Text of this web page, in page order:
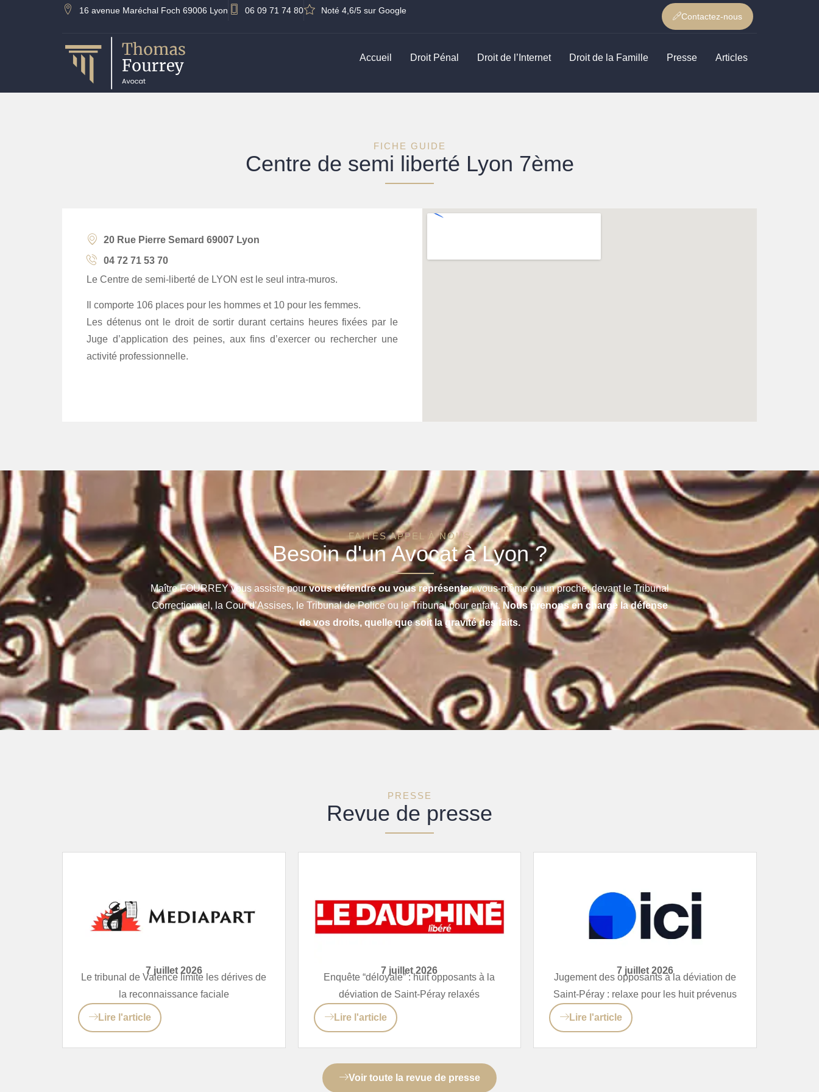
16 avenue Maréchal Foch 69006 Lyon 06 09 71 74 80 Noté 4,6/5 sur Google
Contactez-nous
Accueil Droit Pénal Droit de l’Internet Droit de la Famille Presse Articles
FICHE GUIDE
Centre de semi liberté Lyon 7ème
20 Rue Pierre Semard 69007 Lyon
04 72 71 53 70
Le Centre de semi-liberté de LYON est le seul intra-muros.
Il comporte 106 places pour les hommes et 10 pour les femmes.
Les détenus ont le droit de sortir durant certains heures fixées par le
Juge d’application des peines, aux fins d’exercer ou rechercher une
activité professionnelle.
FAITES APPEL À NOUS
Besoin d'un Avocat à Lyon ?
Maître FOURREY vous assiste pourvous défendre ou vous représenter, vous-même ou un proche, devant le Tribunal
Correctionnel, la Cour d’Assises, le Tribunal de Police ou le Tribunal pour enfant.Nous prenons en charge la défense
de vos droits, quelle que soit la gravité des faits.
PRESSE
Revue de presse
7 juillet 2026
Le tribunal de Valence limite les dérives de
la reconnaissance faciale
Lire l'article
7 juillet 2026
Enquête “déloyale” : huit opposants à la
déviation de Saint-Péray relaxés
Lire l'article
7 juillet 2026
Jugement des opposants à la déviation de
Saint-Péray : relaxe pour les huit prévenus
Lire l'article
Voir toute la revue de presse